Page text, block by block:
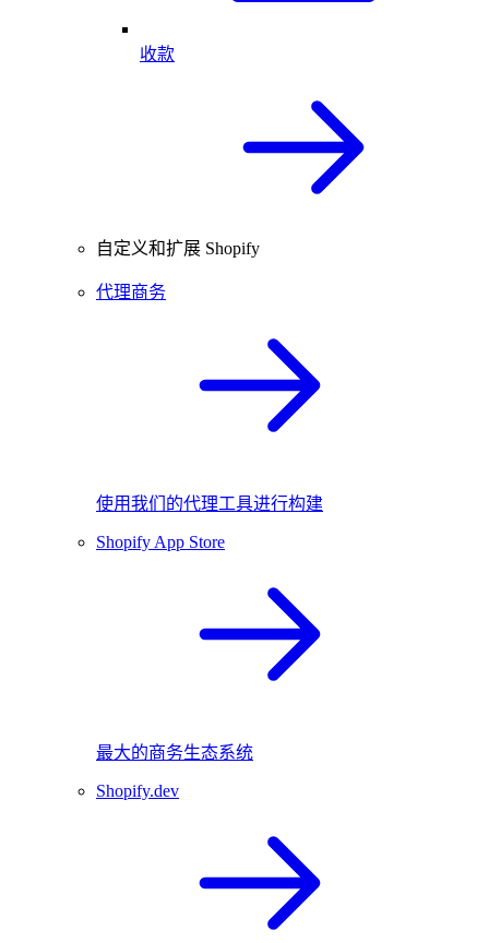
收款
自定义和扩展 Shopify
代理商务
使用我们的代理工具进行构建
Shopify App Store
最大的商务生态系统
Shopify.dev